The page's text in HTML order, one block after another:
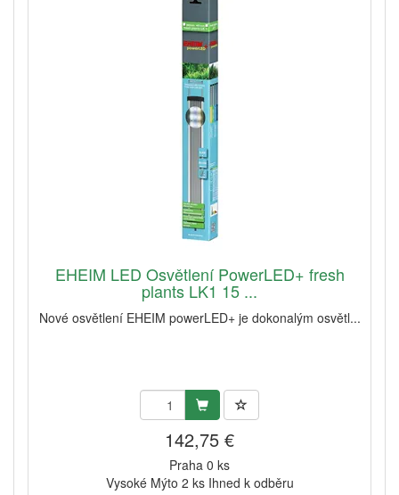
EHEIM LED Osvětlení PowerLED+ fresh
plants LK1 15 ...
Nové osvětlení EHEIM powerLED+ je dokonalým osvětl...
142,75 €
Praha 0 ks
Vysoké Mýto 2 ks Ihned k odběru